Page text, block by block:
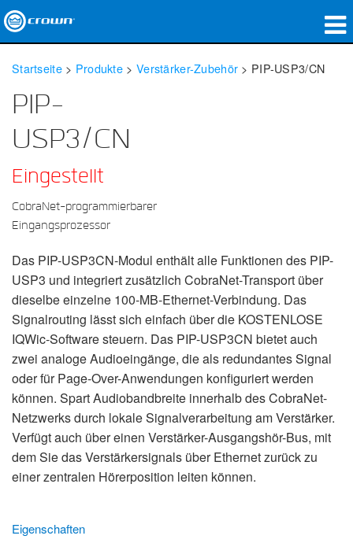
Anwendungen
Netzwerk-Audio
Unsere Geschichte
Schulungen
Support
Sprache/Region
Startseite> Produkte > Verstärker-Zubehör > PIP-USP3/CN
PIP-
USP3/CN
Eingestellt
CobraNet-programmierbarer
Eingangsprozessor
Das PIP-USP3CN-Modul enthält alle Funktionen des PIP-
USP3 und integriert zusätzlich CobraNet-Transport über
dieselbe einzelne 100-MB-Ethernet-Verbindung. Das
Signalrouting lässt sich einfach über die KOSTENLOSE
IQWic-Software steuern. Das PIP-USP3CN bietet auch
zwei analoge Audioeingänge, die als redundantes Signal
oder für Page-Over-Anwendungen konfiguriert werden
können. Spart Audiobandbreite innerhalb des CobraNet-
Netzwerks durch lokale Signalverarbeitung am Verstärker.
Verfügt auch über einen Verstärker-Ausgangshör-Bus, mit
dem Sie das Verstärkersignals über Ethernet zurück zu
einer zentralen Hörerposition leiten können.
Eigenschaften